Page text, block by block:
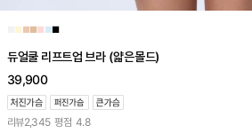
■■■■■■
듀얼쿨 리프트업 브라 (얇은몰드)
39,900
리뷰2,345 평점 4.8